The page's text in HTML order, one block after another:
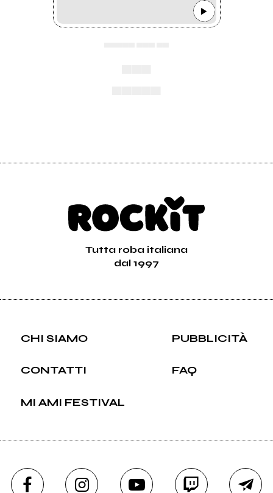
Tutta roba italiana
dal 1997
CHI SIAMO PUBBLICITÀ
CONTATTI FAQ
MI AMI FESTIVAL